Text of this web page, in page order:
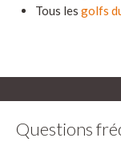
Tous les golfs
Questions